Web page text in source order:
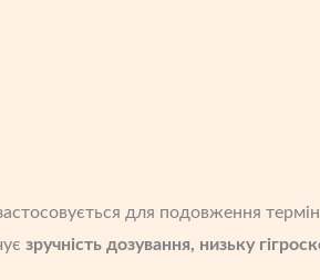
для подовження
зручність дозування, низьку